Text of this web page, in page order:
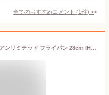
全てのおすすめコメント (1件) >
ティファール t-fal IHルージュ・アンリミテッド フライパン 28cm IH・ガス火対応 G26206 送料無料（あす楽） 母の日 プレゼント